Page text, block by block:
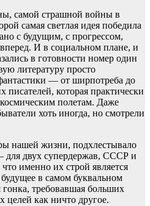
самой страшной войны в
самая светлая идея победила
с будущим, с прогрессом,
И в социальном плане, и
в готовности номер один
литературу просто
— от ширпотреба до
писателей, которая практически
полетам. Даже
хоть иногда, но смотрели
нашей жизни, подхлестывало
для двух супердержав, СССР и
именно их строй является
в самом буквальном
гонка, требовавшая больших
целей как ничто другое.